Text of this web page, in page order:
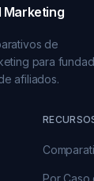
Marketing
de
para
afiliados.
Por Caso